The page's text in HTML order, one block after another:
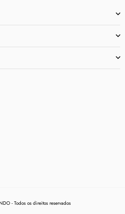
- Todos os direitos reservados